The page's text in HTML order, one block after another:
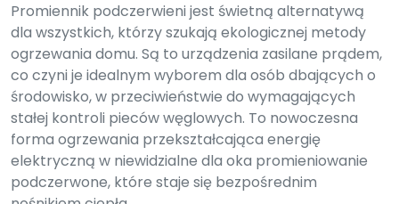
Promiennik podczerwieni jest świetną alternatywą
dla wszystkich, którzy szukają ekologicznej metody
ogrzewania domu. Są to urządzenia zasilane prądem,
co czyni je idealnym wyborem dla osób dbających o
środowisko, w przeciwieństwie do wymagających
stałej kontroli pieców węglowych. To nowoczesna
forma ogrzewania przekształcająca energię
elektryczną w niewidzialne dla oka promieniowanie
podczerwone, które staje się bezpośrednim